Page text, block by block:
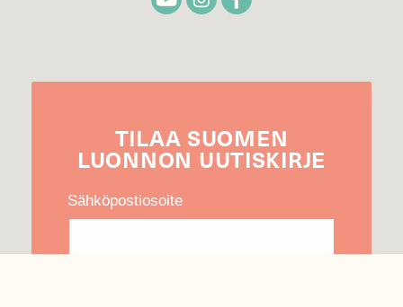
TILAA SUOMEN
LUONNON UUTIS­KIRJE
Sähköpostiosoite